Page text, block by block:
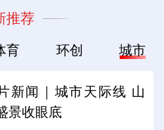
推荐
育 环创 城市
新闻｜城市天际线 山
景收眼底